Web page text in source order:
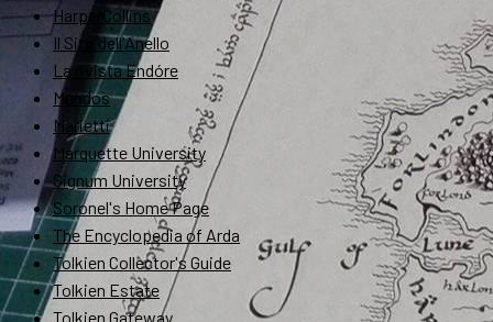
HarperCollins
Il Sito dell'Anello
La rivista Endóre
Mandos
Marietti
Marquette University
Signum University
Soronel's Home Page
The Encyclopedia of Arda
Tolkien Collector's Guide
Tolkien Estate
Tolkien Gateway